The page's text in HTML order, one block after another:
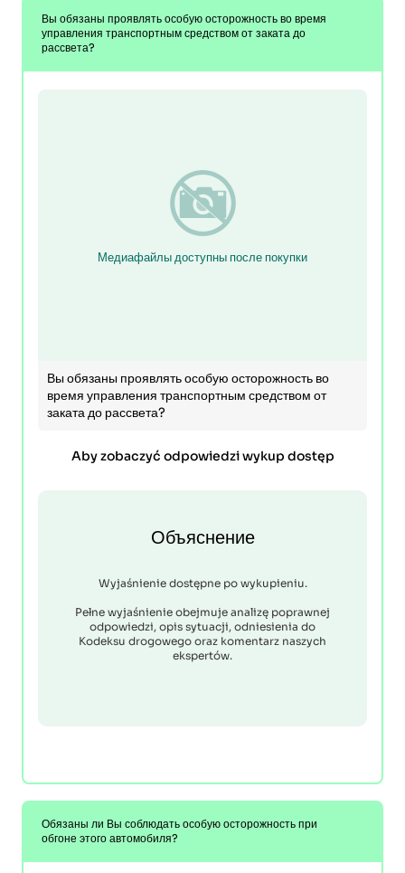
Вы обязаны проявлять особую осторожность во время
управления транспортным средством от заката до
рассвета?
Медиафайлы доступны после покупки
Вы обязаны проявлять особую осторожность во
время управления транспортным средством от
заката до рассвета?
Aby zobaczyć odpowiedzi wykup dostęp
Объяснение
Wyjaśnienie dostępne po wykupieniu.
Pełne wyjaśnienie obejmuje analizę poprawnej
odpowiedzi, opis sytuacji, odniesienia do
Kodeksu drogowego oraz komentarz naszych
ekspertów.
Обязаны ли Вы соблюдать особую осторожность при
обгоне этого автомобиля?